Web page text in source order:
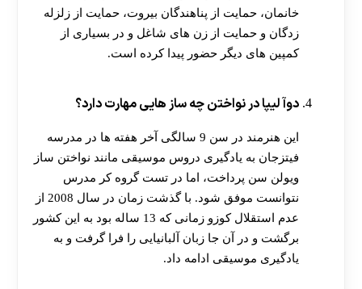
خانمان، حمایت از پناهندگان بیروت، حمایت از زلزله
زدگان و حمایت از زن های شاغل و در بسیاری از
کمپین های دیگر حضور پیدا کرده است.
دوآ لیپا در نواختن چه ساز هایی مهارت دارد؟
این هنرمند در سن 9 سالگی آخر هفته ها در مدرسه
فیتزجان به یادگیری دروس موسیقی مانند نواختن ساز
ویولن سن پرداخت، اما در تست گروه کر مدرس
نتوانست موفق شود. با گذشت زمان در سال 2008 از
عدم استقلال کوزو زمانی که 13 ساله بود به این کشور
برگشت و در آن جا زبان آلبانیایی را فرا گرفت و به
یادگیری موسیقی ادامه داد.